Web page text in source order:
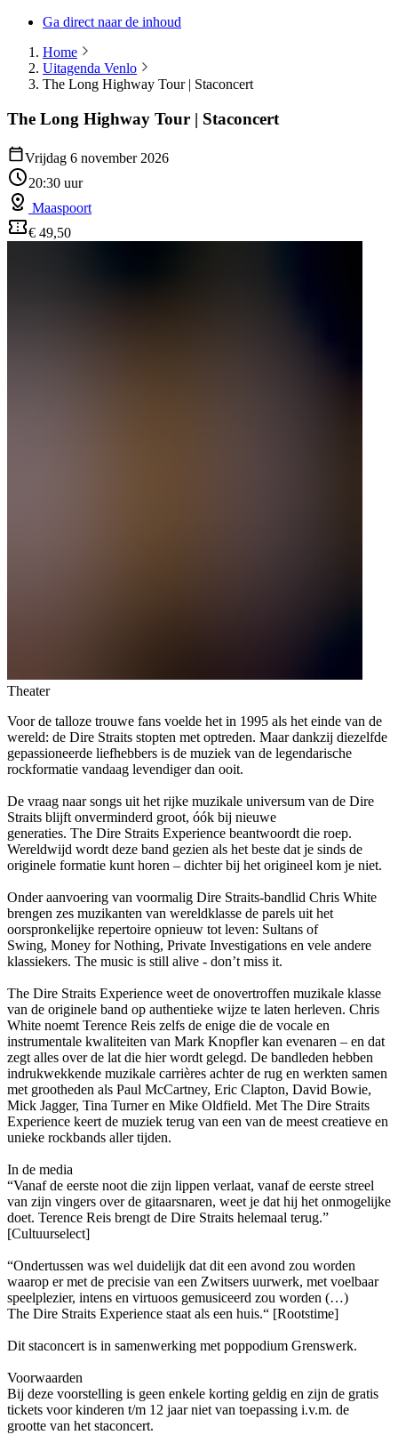
Ga direct naar de inhoud
Home
Uitagenda Venlo
The Long Highway Tour | Staconcert
The Long Highway Tour | Staconcert
Vrijdag 6 november 2026
20:30 uur
Maaspoort
€ 49,50
Theater
Voor de talloze trouwe fans voelde het in 1995 als het einde van de
wereld: de Dire Straits stopten met optreden. Maar dankzij diezelfde
gepassioneerde liefhebbers is de muziek van de legendarische
rockformatie vandaag levendiger dan ooit.
De vraag naar songs uit het rijke muzikale universum van de Dire
Straits blijft onverminderd groot, óók bij nieuwe
generaties. The Dire Straits Experience beantwoordt die roep.
Wereldwijd wordt deze band gezien als het beste dat je sinds de
originele formatie kunt horen – dichter bij het origineel kom je niet.
Onder aanvoering van voormalig Dire Straits-bandlid Chris White
brengen zes muzikanten van wereldklasse de parels uit het
oorspronkelijke repertoire opnieuw tot leven: Sultans of
Swing, Money for Nothing, Private Investigations en vele andere
klassiekers. The music is still alive - don’t miss it.
The Dire Straits Experience weet de onovertroffen muzikale klasse
van de originele band op authentieke wijze te laten herleven. Chris
White noemt Terence Reis zelfs de enige die de vocale en
instrumentale kwaliteiten van Mark Knopfler kan evenaren – en dat
zegt alles over de lat die hier wordt gelegd. De bandleden hebben
indrukwekkende muzikale carrières achter de rug en werkten samen
met grootheden als Paul McCartney, Eric Clapton, David Bowie,
Mick Jagger, Tina Turner en Mike Oldfield. Met The Dire Straits
Experience keert de muziek terug van een van de meest creatieve en
unieke rockbands aller tijden.
In de media
“Vanaf de eerste noot die zijn lippen verlaat, vanaf de eerste streel
van zijn vingers over de gitaarsnaren, weet je dat hij het onmogelijke
doet. Terence Reis brengt de Dire Straits helemaal terug.”
[Cultuurselect]
“Ondertussen was wel duidelijk dat dit een avond zou worden
waarop er met de precisie van een Zwitsers uurwerk, met voelbaar
speelplezier, intens en virtuoos gemusiceerd zou worden (…)
The Dire Straits Experience staat als een huis.“ [Rootstime]
Dit staconcert is in samenwerking met poppodium Grenswerk.
Voorwaarden
Bij deze voorstelling is geen enkele korting geldig en zijn de gratis
tickets voor kinderen t/m 12 jaar niet van toepassing i.v.m. de
grootte van het staconcert.